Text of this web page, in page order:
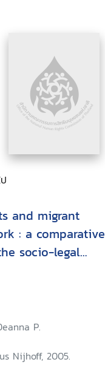
and migrant
: a comparative
socio-legal
migrant
in Canada
P.
Nijhoff, 2005.